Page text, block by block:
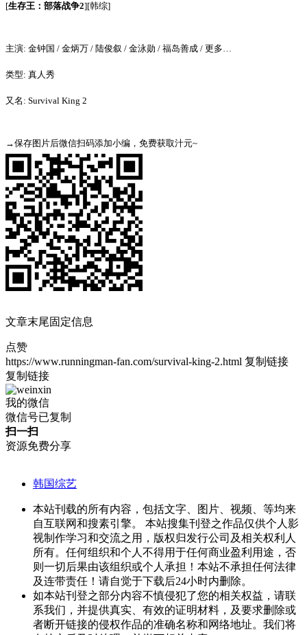
[生存王：部落战争2][韩综]
主演: 金钟国 / 金炳万 / 陆俊叙 / 金泳勋 / 福岛善成 / 更多…
类型: 真人秀
又名: Survival King 2
→保存图片后微信扫码添加小编，免费获取汁元~
文章末尾固定信息
点赞
https://www.runningman-fan.com/survival-king-2.html 复制链接
复制链接
我的微信
微信号已复制
扫一扫
资源免费分享
韩国综艺
本站刊载的所有内容，包括文字、图片、视频、等均来
自互联网和搜素引擎。 本站搜集刊登之作品仅供个人影
视制作学习和交流之用，版权归发行公司及相关权利人
所有。任何组织和个人不得用于任何商业盈利用途，否
则一切后果由该组织或个人承担！本站不承担任何法律
及连带责任！请自觉于下载后24小时内删除。
如本站刊登之部分内容不慎侵犯了您的相关权益，请联
系我们，并提供真实、有效的证明材料，及要求删除或
者断开链接的侵权作品的准确名称和网络地址。我们将